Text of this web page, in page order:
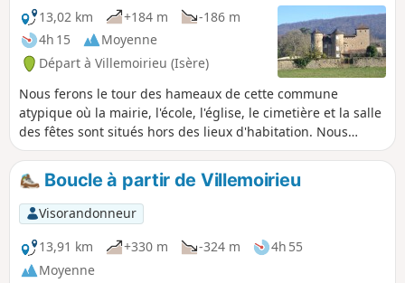
13,02 km
+184 m
-186 m
4h 15
Moyenne
Départ à Villemoirieu (Isère)
Nous ferons le tour des hameaux de cette commune
atypique où la mairie, l'école, l'église, le cimetière et la salle
des fêtes sont situés hors des lieux d'habitation. Nous
découvrirons quelque châteaux, un four à pain et des
panoramas sur la plaine de l'Ain.
Boucle à partir de Villemoirieu
Visorandonneur
13,91 km
+330 m -324 m
4h 55
Moyenne